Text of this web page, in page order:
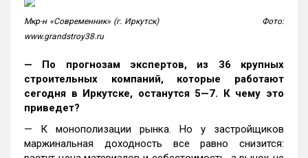
Мкр-н «Современник» (г. Иркутск) Фото:
www.grandstroy38.ru
— По прогнозам экспертов, из 36 крупных
строительных компаний, которые работают
сегодня в Иркутске, останутся 5—7. К чему это
приведет?
— К монополизации рынка. Но у застройщиков
маржинальная доходность все равно снизится: